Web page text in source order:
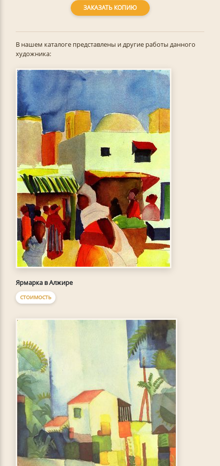
ЗАКАЗАТЬ КОПИЮ
В нашем каталоге представлены и другие работы данного
художника:
Ярмарка в Алжире
СТОИМОСТЬ